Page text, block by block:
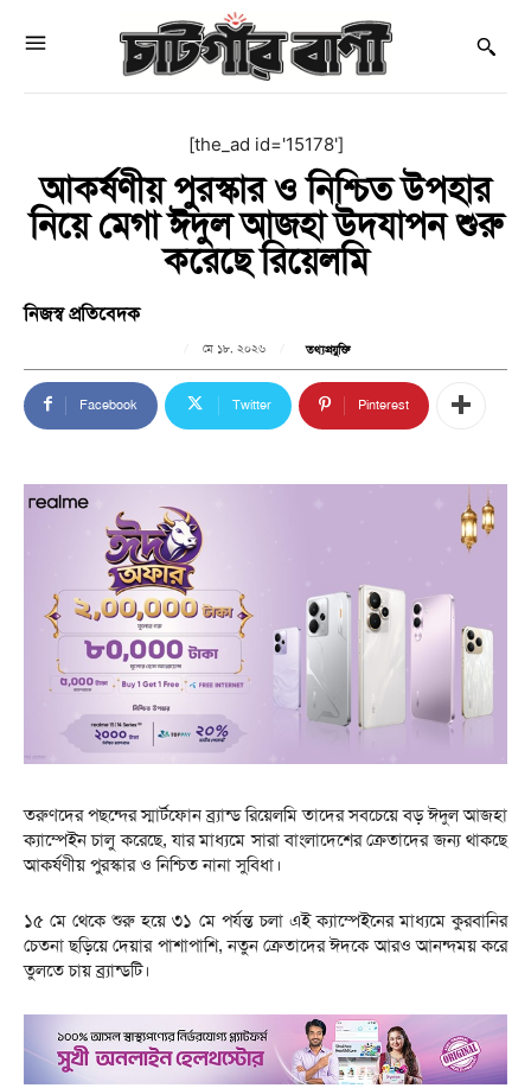
[the_ad id='15178']
আকর্ষণীয় পুরস্কার ও নিশ্চিত উপহার
নিয়ে মেগা ঈদুল আজহা উদযাপন শুরু
করেছে রিয়েলমি
নিজস্ব প্রতিবেদক
মে ১৮, ২০২৬ তথ্যপ্রযুক্তি
Facebook Twitter Pinterest
তরুণদের পছন্দের স্মার্টফোন ব্র্যান্ড রিয়েলমি তাদের সবচেয়ে বড় ঈদুল আজহা
ক্যাম্পেইন চালু করেছে, যার মাধ্যমে সারা বাংলাদেশের ক্রেতাদের জন্য থাকছে
আকর্ষণীয় পুরস্কার ও নিশ্চিত নানা সুবিধা।
১৫ মে থেকে শুরু হয়ে ৩১ মে পর্যন্ত চলা এই ক্যাম্পেইনের মাধ্যমে কুরবানির
চেতনা ছড়িয়ে দেয়ার পাশাপাশি, নতুন ক্রেতাদের ঈদকে আরও আনন্দময় করে
তুলতে চায় ব্র্যান্ডটি।